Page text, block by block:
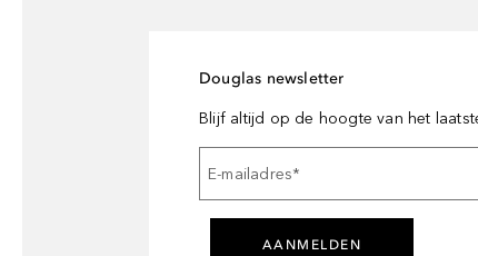
Douglas newsletter
Blijf altijd op de hoogte van het
E-mailadres*
AANMELDEN